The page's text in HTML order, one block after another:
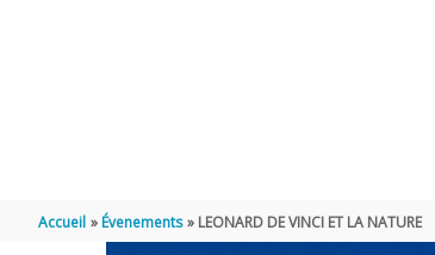
Accueil Évenements LEONARD DE VINCI ET LA NATURE